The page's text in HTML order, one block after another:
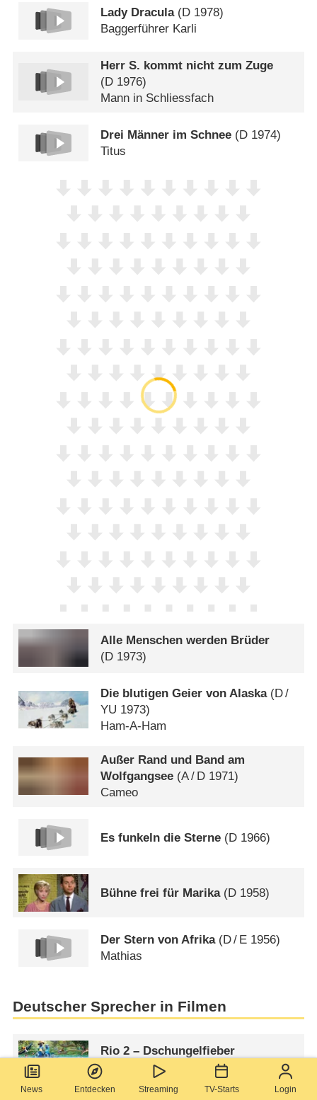
News Entdecken Streaming TV-Starts Login
Lady Dracula(D 1978)
Baggerführer Karli
Herr S. kommt nicht zum Zuge
(D 1976)
Mann in Schliessfach
Drei Männer im Schnee (D 1974)
Titus
Alle Menschen werden Brüder
(D 1973)
Die blutigen Geier von Alaska(D/
YU 1973)
Ham-A-Ham
Außer Rand und Band am
Wolfgangsee (A/ D 1971)
Cameo
Es funkeln die Sterne (D 1966)
Bühne frei für Marika(D 1958)
Der Stern von Afrika(D/ E 1956)
Mathias
Deutscher Sprecher in Filmen
Rio 2 – Dschungelfieber
(
2014)